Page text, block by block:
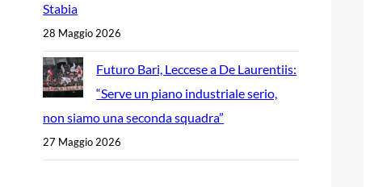
Stabia
28 Maggio 2026
Futuro Bari, Leccese a De Laurentiis:
“Serve un piano industriale serio,
non siamo una seconda squadra”
27 Maggio 2026